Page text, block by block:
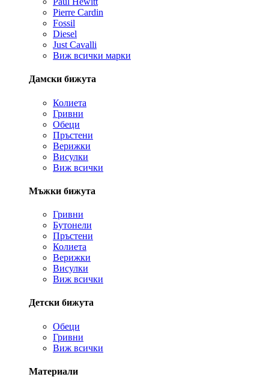
Pierre Cardin
Fossil
Diesel
Just Cavalli
Виж всички марки
Дамски бижута
Колиета
Гривни
Обеци
Пръстени
Верижки
Висулки
Виж всички
Мъжки бижута
Гривни
Бутонели
Пръстени
Колиета
Верижки
Висулки
Виж всички
Детски бижута
Обеци
Гривни
Виж всички
Материали